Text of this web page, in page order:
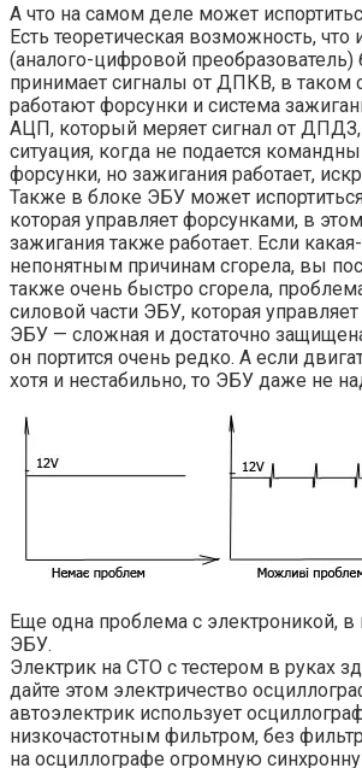
А что на самом деле может
Есть теоретическая возможность, что
(аналого-цифровой преобразователь)
принимает сигналы от ДПКВ, в таком
работают форсунки и система
АЦП, который меряет сигнал от
ситуация, когда не подается
форсунки, но зажигания работает,
Также в блоке ЭБУ может
которая управляет форсунками, в
зажигания также работает. Если
непонятным причинам сгорела, вы
также очень быстро сгорела,
силовой части ЭБУ, которая
ЭБУ — сложная и достаточно
он портится очень редко. А если
хотя и нестабильно, то ЭБУ даже не
Еще одна проблема с электроникой,
ЭБУ.
Электрик на СТО с тестером в руках
дайте этом электричество
автоэлектрик использует
низкочастотным фильтром, без
на осциллографе огромную